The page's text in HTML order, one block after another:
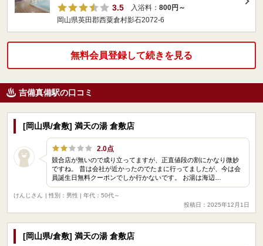
3.5
入浴料： 800円～
岡山県英田郡西粟倉村影石2072-6
無料会員登録して続きを見る
吉備真備駅の口コミ
[岡山県/倉敷] 満天の湯 倉敷店
2.0点
競合店が無いので成り立ってますが、正直値段の割にかなり微妙
ですね。 昔は会社が近かったのでたまに行ってましたが、今は会
員誕生日無料クーポンでしか行かないです。 お湯は海辺…
けんじさん
| 性別：男性 | 年代：50代～
投稿日：2025年12月1日
[岡山県/倉敷] 満天の湯 倉敷店